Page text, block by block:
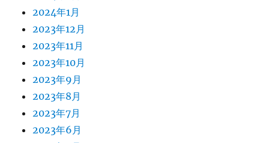
2024年1月
2023年12月
2023年11月
2023年10月
2023年9月
2023年8月
2023年7月
2023年6月